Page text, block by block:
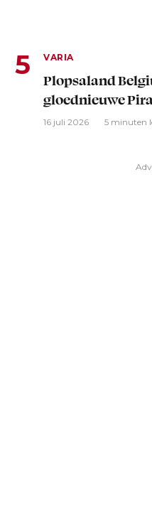
VARIA
Plopsaland
gloednieuwe
16 juli 2026 5 minuten